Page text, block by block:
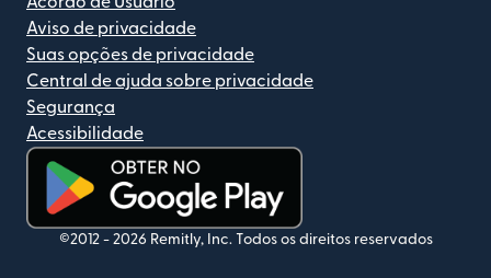
Aviso de privacidade
Suas opções de privacidade
Central de ajuda sobre privacidade
Segurança
Acessibilidade
(abre em uma nova janela)
©2012 - 2026 Remitly, Inc. Todos os direitos reservados